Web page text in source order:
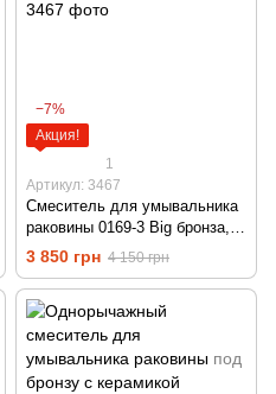
−7%
Акция!
1
Артикул: 3467
Смеситель для умывальника
раковины 0169-3 Big бронза,
высокий
3 850 грн 4 150 грн